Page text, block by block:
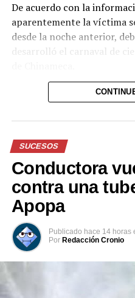
Durante el acto solemne,
Banda Presidencial al
del Presidente del
marcando oficialmente el
constitucional. Acto
Manuel Restrepo como
De acuerdo con la
aparentemente la víctima
desde la noche anterior,
desarrolló el carnaval de
Hasta el momento, el
circunstancias posteriores
Reproductor
de
vídeo
SUCESOS
Conductora
contra una
Apopa
Publicado hace 14 horas
Por Redacción Cronio